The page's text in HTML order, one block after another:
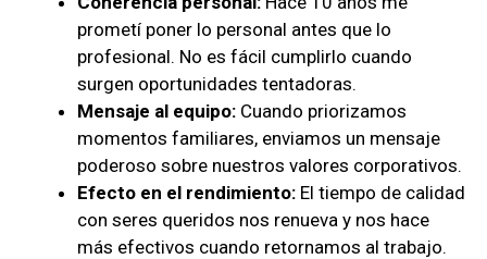
prometí poner lo personal antes que lo
profesional. No es fácil cumplirlo cuando
surgen oportunidades tentadoras.
Mensaje al equipo: Cuando priorizamos
momentos familiares, enviamos un mensaje
poderoso sobre nuestros valores corporativos.
Efecto en el rendimiento: El tiempo de calidad
con seres queridos nos renueva y nos hace
más efectivos cuando retornamos al trabajo.